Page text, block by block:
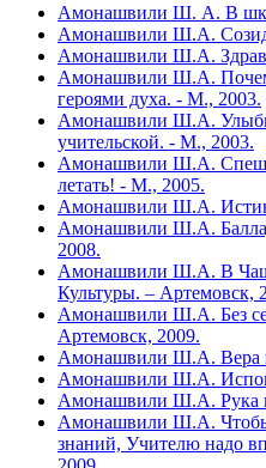
Амонашвили Ш. А. В
Амонашвили Ш.А.
Амонашвили Ш.А.
Амонашвили Ш.А.
героями духа. - М., 2003.
Амонашвили Ш.А.
учительской. - М., 2003.
Амонашвили Ш.А.
летать! - М., 2005.
Амонашвили Ш.А.
Амонашвили Ш.А.
2008.
Амонашвили Ш.А. В
Культуры. – Артемовск,
Амонашвили Ш.А. Без
Артемовск, 2009.
Амонашвили Ш.А. Вера
Амонашвили Ш.А.
Амонашвили Ш.А. Рука
Амонашвили Ш.А. Чтобы
знаний, Учителю надо